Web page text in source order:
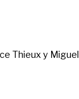
Thieux y Miguel